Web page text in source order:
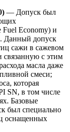
— Допуск был
Economy) и
Данный допуск
сажи в сажевом
связанную с этим
масла даже
смеси;
которая
SN, в том числе
Базовые
был специально
оснащенных